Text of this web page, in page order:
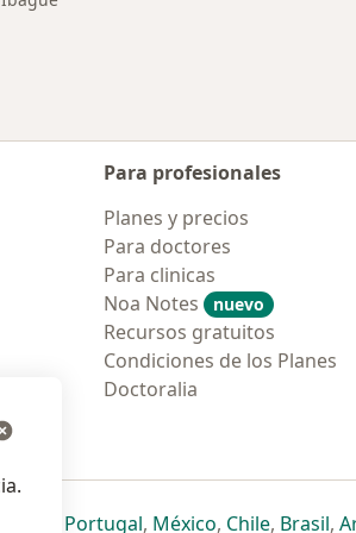
Para profesionales
Planes y precios
Para doctores
Para clinicas
Noa Notes
nuevo
Recursos gratuitos
Condiciones de los Planes
Doctoralia
pestaña
nueva pestaña
se abre en una nueva pestaña
se abre en una nueva pestaña
Portugalse abre en una nueva
, Méxicose abre en una
, Chilese abre
, Brasilse
,